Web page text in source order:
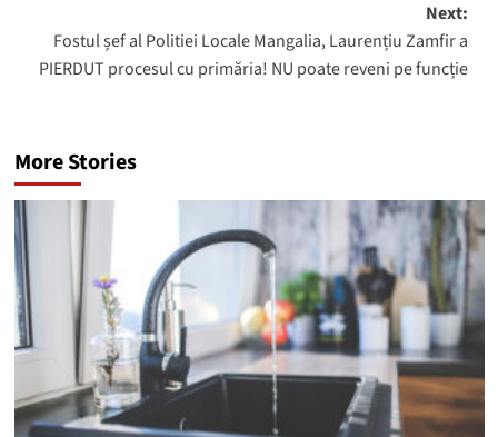
Next:
Fostul șef al Politiei Locale Mangalia, Laurențiu Zamfir a
PIERDUT procesul cu primăria! NU poate reveni pe funcție
More Stories